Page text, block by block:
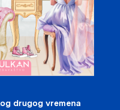
drugog vremena